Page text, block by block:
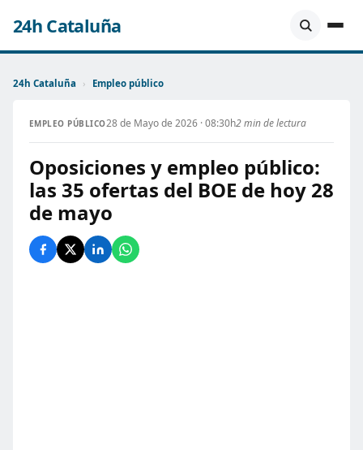
24h Cataluña
24h Cataluña › Empleo público
EMPLEO PÚBLICO28 de Mayo de 2026 · 08:30h2 min de lectura
Oposiciones y empleo público:
las 35 ofertas del BOE de hoy 28
de mayo